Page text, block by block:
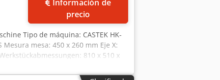
apoyo: 3 Peso por pie: 2 t Diámetro
mín. 6 bar Ranuras en T:
estrella de papel: 1 unidad
de presión de
programación: PROGmodEDM
precio
Tipo de máquina: CASTEK HK-
mesa: 450 x 260 mm Eje X:
810 x 510 x
4,5 kW Dimensión exterior